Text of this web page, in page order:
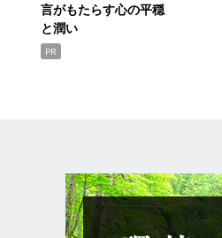
言がもたらす心の平穏
と潤い
PR